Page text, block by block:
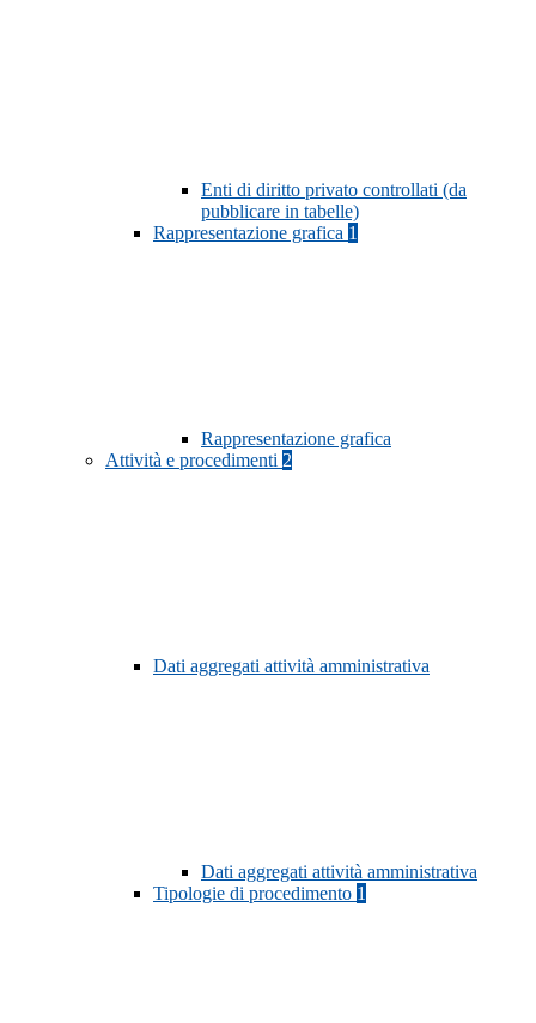
Enti di diritto privato controllati (da
pubblicare in tabelle)
Rappresentazione grafica 1
Rappresentazione grafica
Attività e procedimenti 2
Dati aggregati attività amministrativa
Dati aggregati attività amministrativa
Tipologie di procedimento 1